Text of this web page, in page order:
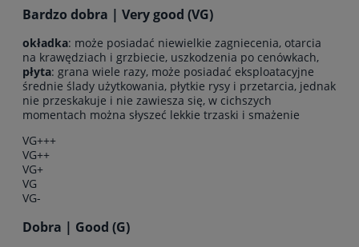
Bardzo dobra | Very good (VG)
okładka: może posiadać niewielkie zagniecenia, otarcia
na krawędziach i grzbiecie, uszkodzenia po cenówkach,
płyta: grana wiele razy, może posiadać eksploatacyjne
średnie ślady użytkowania, płytkie rysy i przetarcia, jednak
nie przeskakuje i nie zawiesza się, w cichszych
momentach można słyszeć lekkie trzaski i smażenie
VG+++
VG++
VG+
VG
VG-
Dobra | Good (G)